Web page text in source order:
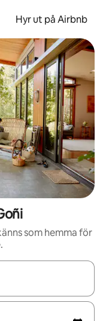
Hyr ut på Airbnb
som hemma för
navigera med upp- och